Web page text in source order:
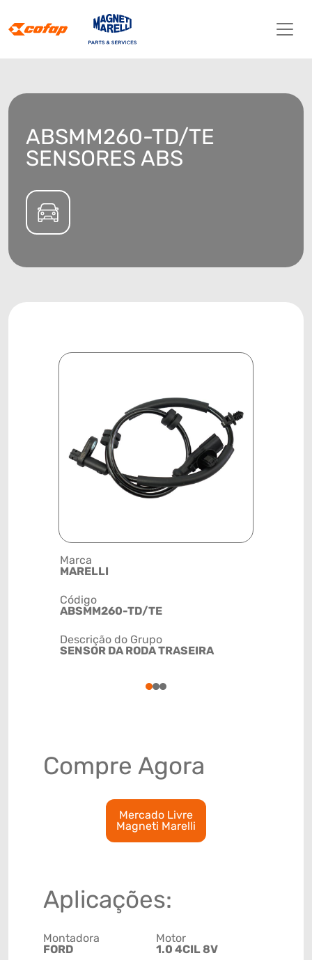
ABSMM260-TD/TE
SENSORES ABS
Marca
MARELLI
Código
ABSMM260-TD/TE
Descrição do Grupo
SENSOR DA RODA TRASEIRA
123
Compre Agora
Mercado Livre
Magneti Marelli
Aplicações:
Montadora
FORD
Motor
1.0 4CIL 8V